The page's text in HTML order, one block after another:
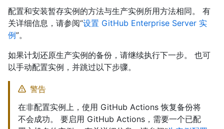
配置和安装暂存实例的方法与生产实例所用方法相同。 有
关详细信息，请参阅“设置 GitHub Enterprise Server 实
例”。
如果计划还原生产实例的备份，请继续执行下一步。 也可
以手动配置实例，并跳过以下步骤。
警告
在非配置实例上，使用 GitHub Actions 恢复备份将
不会成功。 要启用 GitHub Actions，需要一个已配